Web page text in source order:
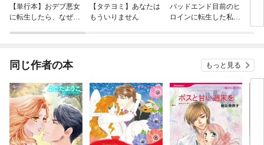
【単行本】おデブ悪女
に転生したら、なぜか
【タテヨミ】あなたは
もういりません
バッドエンド目前のヒ
ロインに転生した私、
同じ作者の本 もっと見る